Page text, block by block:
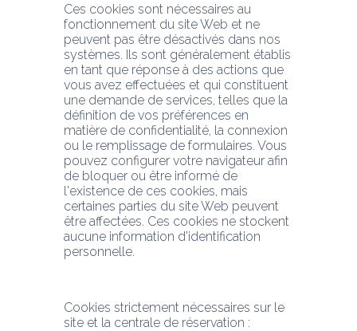
Ces cookies sont nécessaires au
fonctionnement du site Web et ne
peuvent pas être désactivés dans nos
systèmes. Ils sont généralement établis
en tant que réponse à des actions que
vous avez effectuées et qui constituent
une demande de services, telles que la
définition de vos préférences en
matière de confidentialité, la connexion
ou le remplissage de formulaires. Vous
pouvez configurer votre navigateur afin
de bloquer ou être informé de
l'existence de ces cookies, mais
certaines parties du site Web peuvent
être affectées. Ces cookies ne stockent
aucune information d’identification
personnelle.
Cookies strictement nécessaires sur le
site et la centrale de réservation :